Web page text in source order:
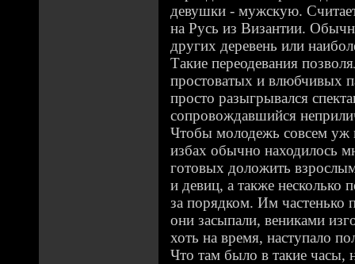
девушки - мужскую.
на Русь из Византии.
других деревень или
Такие переодевания
простоватых и влюбчивых
просто разыгрывался
сопровождавшийся
Чтобы молодежь совсем уж
избах обычно находилось
готовых доложить
и девиц, а также несколько
за порядком. Им частенько
они засыпали, вениками
хоть на время, наступало
Что там было в такие часы,